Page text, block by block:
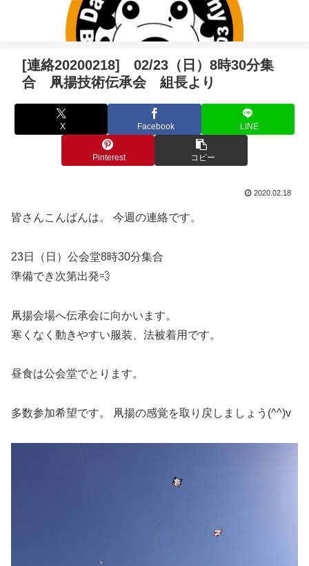
[連絡20200218] 02/23（日）8時30分集
合 凧揚技術伝承会 組長より
X Facebook LINE
Pinterest コピー
2020.02.18
皆さんこんばんは。 今週の連絡です。
23日（日）公会堂8時30分集合
準備でき次第出発💨
凧揚会場へ伝承会に向かいます。
寒くなく動きやすい服装、法被着用です。
昼食は公会堂でとります。
多数参加希望です。 凧揚の感覚を取り戻しましょう(^^)v